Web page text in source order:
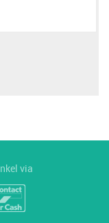
via